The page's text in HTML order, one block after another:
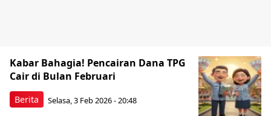
Berita
Kabar Bahagia! Pencairan Dana TPG
Cair di Bulan Februari
Selasa, 3 Feb 2026 - 20:48